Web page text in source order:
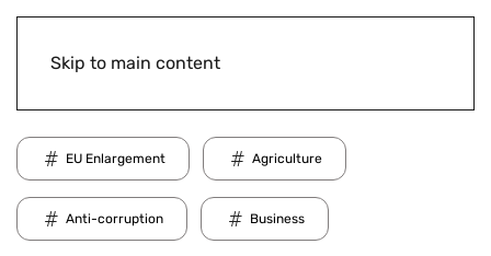
Skip to main content
EU Enlargement Agriculture
Anti-corruption Business